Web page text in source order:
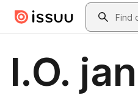
Skip to main contentSearch
I.O.